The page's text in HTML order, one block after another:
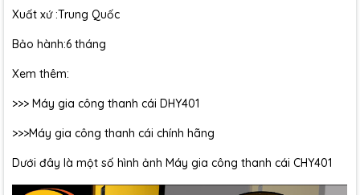
Xuất xứ :Trung Quốc
Bảo hành:6 tháng
Xem thêm:
>>> Máy gia công thanh cái DHY401
>>>Máy gia công thanh cái chính hãng
Dưới đây là một số hình ảnh Máy gia công thanh cái CHY401